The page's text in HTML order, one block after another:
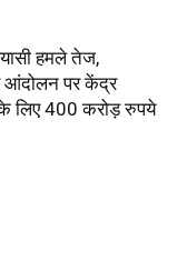
हमले तेज,
आंदोलन पर केंद्र
के लिए 400 करोड़ रुपये